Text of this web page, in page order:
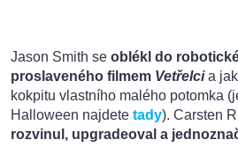
Jason Smith se oblékl do
proslaveného filmem Vetřelcia
kokpitu vlastního malého potomka
Halloween najdete tady). Carsten
rozvinul, upgradeoval a